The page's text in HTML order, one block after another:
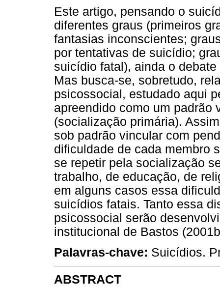
Este artigo, pensando o
diferentes graus (primeiros
fantasias inconscientes;
por tentativas de suicídio;
suicídio fatal), ainda o
Mas busca-se, sobretudo,
psicossocial, estudado aqui
apreendido como um padrão
(socialização primária).
sob padrão vincular com
dificuldade de cada membro
se repetir pela socialização
trabalho, de educação, de
em alguns casos essa
suicídios fatais. Tanto essa
psicossocial serão
institucional de Bastos
Palavras-chave: Suicídios.
ABSTRACT